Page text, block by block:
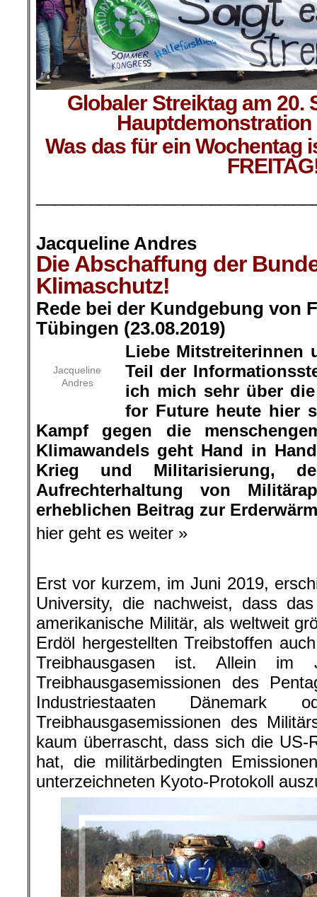
Globaler Streiktag am 20.
Was das für ein Wochentag
Jacqueline Andres
Die Abschaffung der
Klimaschutz!
Rede bei der Kundgebung von
Tübingen (23.08.2019)
Jacqueline
Andres
Liebe Mitstreiterinnen
Teil der
ich mich sehr über
for Future heute hier
Kampf gegen die
Klimawandels geht Hand in
Krieg und Militarisierung,
Aufrechterhaltung von
erheblichen Beitrag zur
hier geht es weiter »
Erst vor kurzem, im Juni 2019,
University, die nachweist, dass
amerikanische Militär, als weltweit
Erdöl hergestellten Treibstoffen
Treibhausgasen ist. Allein
Treibhausgasemissionen des
Industriestaaten Dänemark
Treibhausgasemissionen des
kaum überrascht, dass sich die US-
hat, die militärbedingten
unterzeichneten Kyoto-Protokoll